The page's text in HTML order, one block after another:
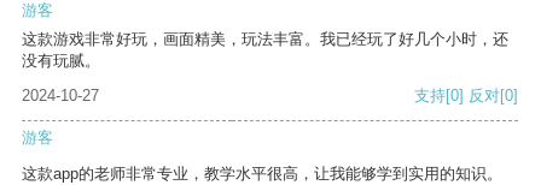
游客
这款游戏非常好玩，画面精美，玩法丰富。我已经玩了好几个小时，还
没有玩腻。
2024-10-27
支持[0] 反对[0]
游客
这款app的老师非常专业，教学水平很高，让我能够学到实用的知识。